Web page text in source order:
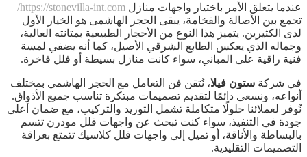
عندما يتعلق الأمر باختيار واجهات منازل https://stonevilla-int.com/
تجمع بين الأصالة والفخامة، يبقى الحجر الهاشمى هو الخيار الأول
لدى الكثيرين. يتميز هذا النوع من الأحجار الطبيعية بمتانته العالية،
وجماله الذي يعكس الطابع الشرقي الأصيل، كما أنه يضفي لمسة
فنية راقية على المباني، سواء كانت منازل بسيطة أو فلل فاخرة.
في شركة ستون فيلا، نُتقن فن التعامل مع الحجر الهاشمي بمختلف
أنواعه، ونسعى دائمًا لتقديم تصميمات مبتكرة تناسب جميع الأذواق.
نُوفر لعملائنا حلولًا متكاملة تشمل التوريد والتركيب، مع ضمان أعلى
جودة في التنفيذ، سواء كنت تبحث عن واجهات فلل مودرن تتسم
بالبساطة والأناقة، أو تميل إلى واجهات فلل كلاسيك تتمتع بعراقة
التصميمات التقليدية.